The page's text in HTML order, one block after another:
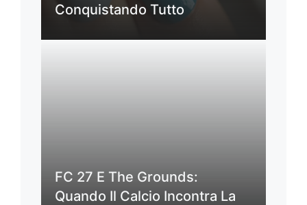
Conquistando Tutto
FC 27 E The Grounds:
Quando Il Calcio Incontra La